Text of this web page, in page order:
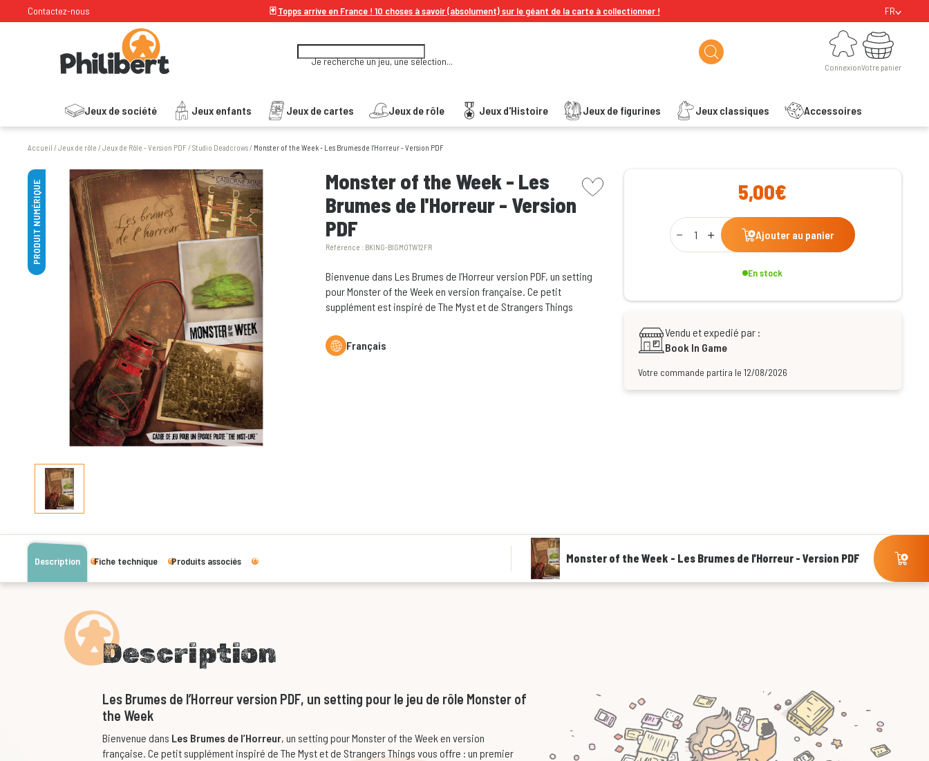
Contactez-nous 🃏Topps arrive en France ! 10 choses à savoir (absolument) sur le géant de la carte à collectionner ! FR
Je recherche un jeu, une sélection...
Connexion
Connexion
Jeux de société Jeux enfants Jeux de cartes Jeux de rôle Jeux d'Histoire Jeux de figurines Jeux classiques Accessoires
Votre panier
Votre panier
Accueil /Jeux de rôle /Jeux de Rôle - Version PDF/Studio Deadcrows/ Monster of the Week - Les Brumes de l'Horreur - Version PDF
PRODUIT NUMÉRIQUE
Monster of the Week - Les
Brumes de l'Horreur - Version
PDF
Référence : BKING-BIGMOTW12FR
picto wishlist
Bienvenue dans Les Brumes de l’Horreur version PDF, un setting
pour Monster of the Week en version française. Ce petit
supplément est inspiré de The Myst et de Strangers Things
Français
5,00€
Qty
Ajouter au panier
En stock
Vendu et expedié par :
Book In Game
Votre commande partira le 12/08/2026
Description Fiche technique Produits associés Monster of the Week - Les Brumes de l'Horreur - Version PDF
Description
Les Brumes de l’Horreur version PDF, un setting pour le jeu de rôle Monster of
the Week
Bienvenue dans Les Brumes de l’Horreur, un setting pour Monster of the Week en version
française. Ce petit supplément inspiré de The Myst et de Strangers Things vous offre : un premier